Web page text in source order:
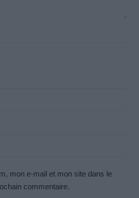
mon e-mail et mon site dans le
commentaire.